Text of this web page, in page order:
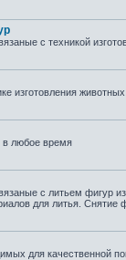
с техникой
изготовления
в любое время
с литьем фигур
для литья. Снятие
для качественной